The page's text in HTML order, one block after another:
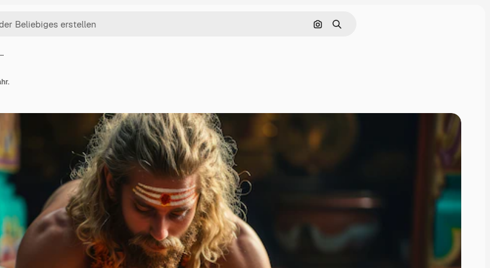
Nach Bild suchen
Suchen